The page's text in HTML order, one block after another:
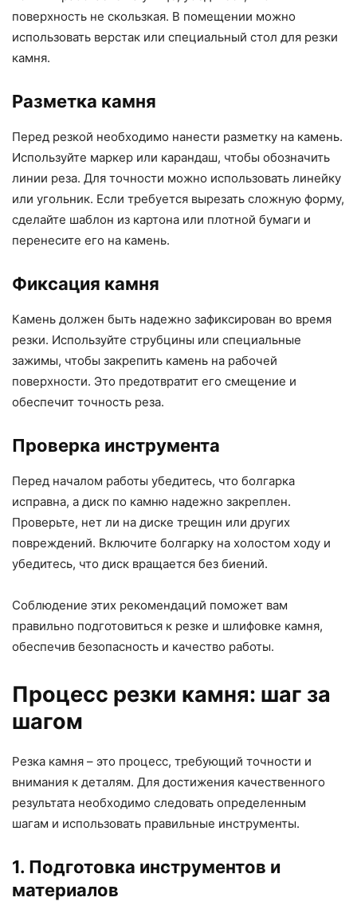
поверхность не скользкая. В помещении можно
использовать верстак или специальный стол для резки
камня.
Разметка камня
Перед резкой необходимо нанести разметку на камень.
Используйте маркер или карандаш, чтобы обозначить
линии реза. Для точности можно использовать линейку
или угольник. Если требуется вырезать сложную форму,
сделайте шаблон из картона или плотной бумаги и
перенесите его на камень.
Фиксация камня
Камень должен быть надежно зафиксирован во время
резки. Используйте струбцины или специальные
зажимы, чтобы закрепить камень на рабочей
поверхности. Это предотвратит его смещение и
обеспечит точность реза.
Проверка инструмента
Перед началом работы убедитесь, что болгарка
исправна, а диск по камню надежно закреплен.
Проверьте, нет ли на диске трещин или других
повреждений. Включите болгарку на холостом ходу и
убедитесь, что диск вращается без биений.
Соблюдение этих рекомендаций поможет вам
правильно подготовиться к резке и шлифовке камня,
обеспечив безопасность и качество работы.
Процесс резки камня: шаг за
шагом
Резка камня – это процесс, требующий точности и
внимания к деталям. Для достижения качественного
результата необходимо следовать определенным
шагам и использовать правильные инструменты.
1. Подготовка инструментов и
материалов